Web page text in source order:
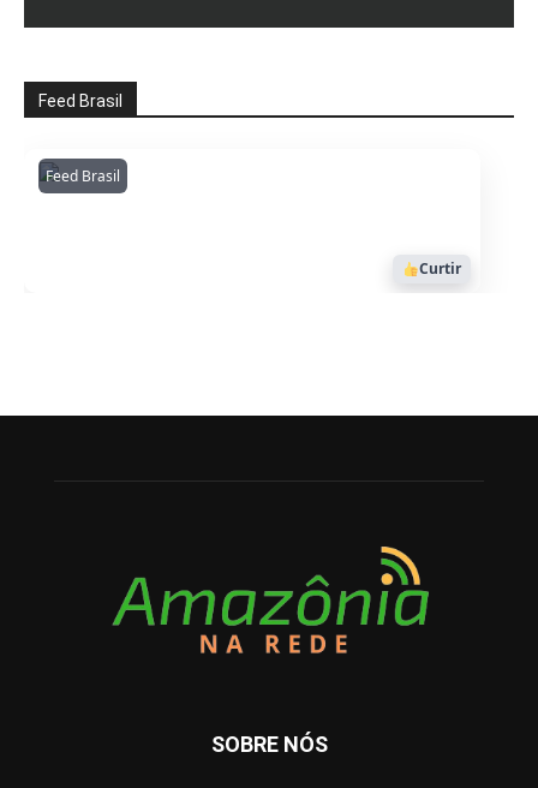
Feed Brasil
Feed BrasilAmazonianarede
1053
Curtir
SOBRE NÓS